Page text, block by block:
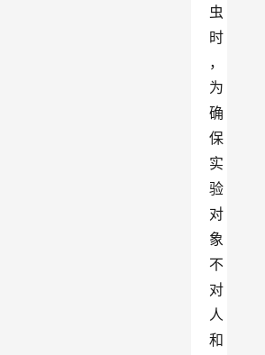
虫
时
，
为
确
保
实
验
对
象
不
对
人
和